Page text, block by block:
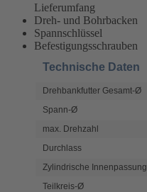
Lieferumfang
Dreh- und Bohrbacken
Spannschlüssel
Befestigungsschrauben
Technische Daten
Drehbankfutter Gesamt-Ø
Spann-Ø
max. Drehzahl
Durchlass
Zylindrische Innenpassung
Teilkreis-Ø